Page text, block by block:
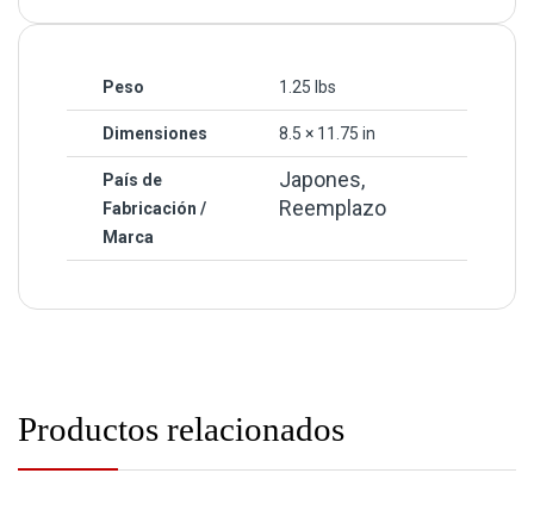
Peso 1.25 lbs
Dimensiones 8.5 × 11.75 in
País de
Fabricación /
Marca
Japones,
Reemplazo
Productos relacionados